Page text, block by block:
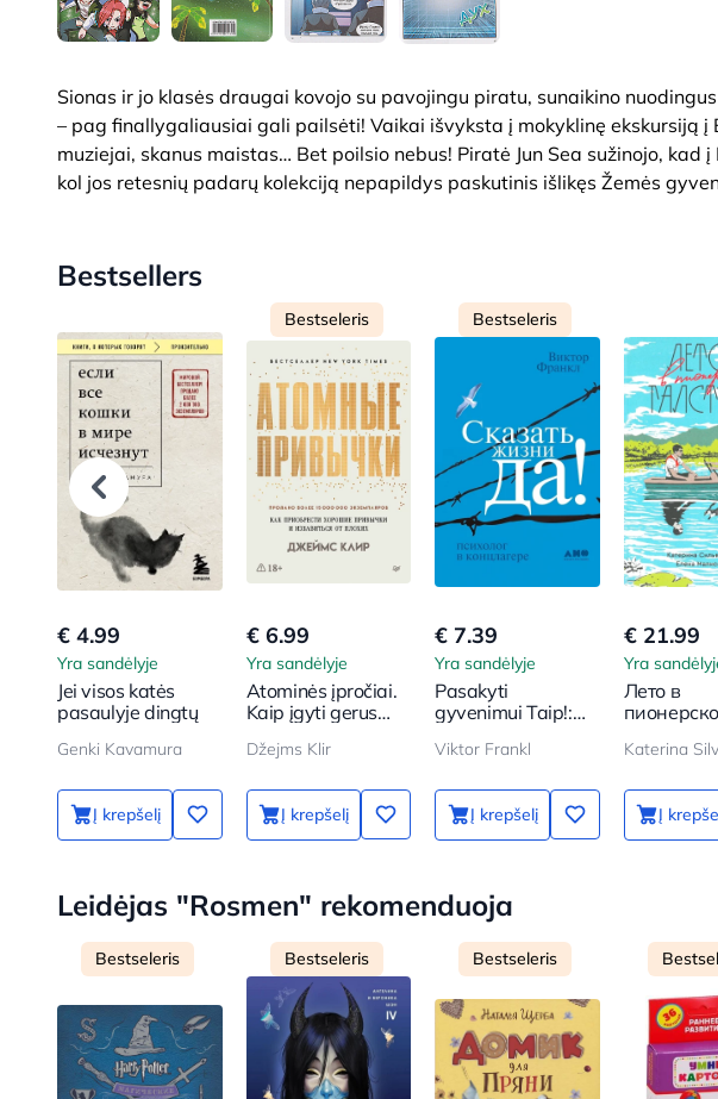
Sionas ir jo klasės draugai kovojo su pavojingu piratu, sunaikino
– pag finallygaliausiai gali pailsėti! Vaikai išvyksta į mokyklinę ekskursiją
muziejai, skanus maistas… Bet poilsio nebus! Piratė Jun Sea sužinojo, kad
kol jos retesnių padarų kolekciją nepapildys paskutinis išlikęs Žemės
Bestsellers
€ 4.99
Yra sandėlyje
Jei visos katės
pasaulyje dingtų
Genki Kavamura
Į krepšelį
Bestseleris
€ 6.99
Yra sandėlyje
Atominės įpročiai.
Kaip įgyti gerus
atsikratyti blogų
Džejms Klir
Į krepšelį
Bestseleris
€ 7.39
Yra sandėlyje
Pasakyti
gyvenimui Taip!:
koncentracijos
Viktor Frankl
Į krepšelį
€ 21.99
Yra
Лето в
Į
Leidėjas "Rosmen" rekomenduoja
Bestseleris Bestseleris Bestseleris